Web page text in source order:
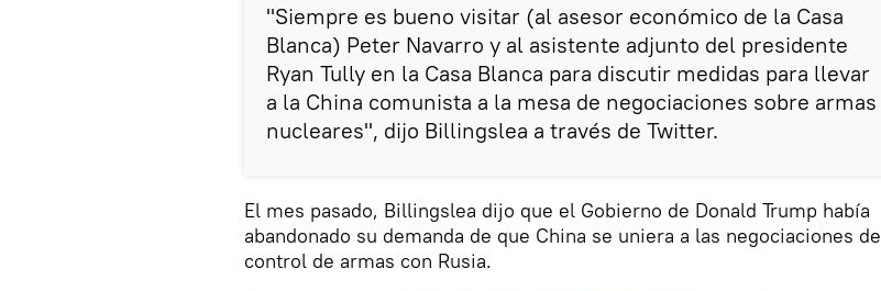
"Siempre es bueno visitar (al asesor económico de la Casa
Blanca) Peter Navarro y al asistente adjunto del presidente
Ryan Tully en la Casa Blanca para discutir medidas para llevar
a la China comunista a la mesa de negociaciones sobre armas
nucleares", dijo Billingslea a través de Twitter.
El mes pasado, Billingslea dijo que el Gobierno de Donald Trump había
abandonado su demanda de que China se uniera a las negociaciones de
control de armas con Rusia.